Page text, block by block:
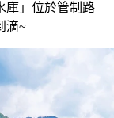
庫」位於管制路
滴~